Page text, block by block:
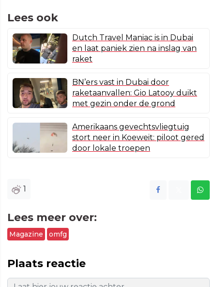
Lees ook
Dutch Travel Maniac is in Dubai
en laat paniek zien na inslag van
raket
BN’ers vast in Dubai door
raketaanvallen: Gio Latooy duikt
met gezin onder de grond
Amerikaans gevechtsvliegtuig
stort neer in Koeweit: piloot gered
door lokale troepen
1
Lees meer over:
Magazine omfg
Plaats reactie